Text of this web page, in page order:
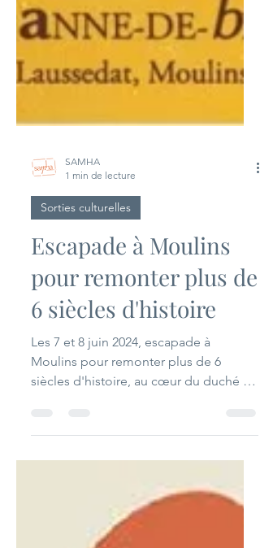
SAMHA
1 min de lecture
Sorties culturelles
Escapade à Moulins
pour remonter plus de
6 siècles d'histoire
Les 7 et 8 juin 2024, escapade à
la puissante famille royale des...